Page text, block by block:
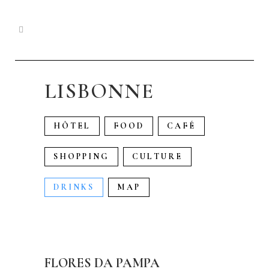
LISBONNE
HÔTEL FOOD CAFÉ
SHOPPING CULTURE
DRINKS MAP
FLORES DA PAMPA